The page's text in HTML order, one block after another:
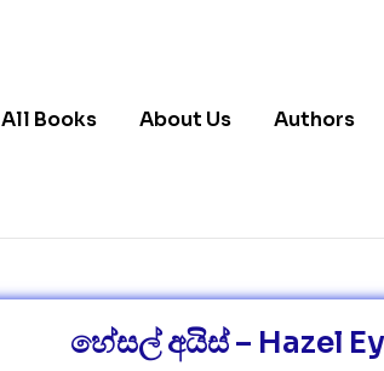
All Books About Us Authors
හේසල් අයිස් – Hazel